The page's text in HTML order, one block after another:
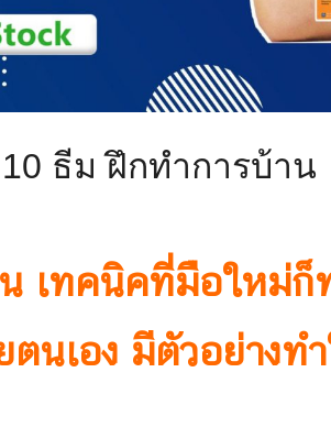
ธีม ฝึกทำการบ้าน
เทคนิคที่มือใหม่ก็
นเอง มีตัวอย่างท